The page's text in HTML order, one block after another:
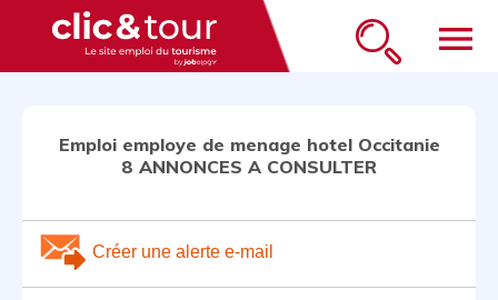
menu
Emploi employe de menage hotel Occitanie
8 ANNONCES A CONSULTER
Créer une alerte e-mail